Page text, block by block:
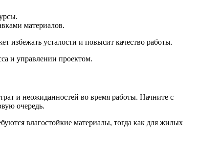
материалов.
избежать усталости и повысит качество работы.
и управлении проектом.
и неожиданностей во время работы. Начните с
очередь.
влагостойкие материалы, тогда как для жилых